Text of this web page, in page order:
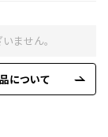
ません。
について